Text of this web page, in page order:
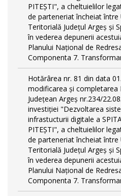
PITEŞTI", a cheltuielilor
de parteneriat încheiat
Teritorială Județul Argeș și
în vederea depunerii
Planului Național de
Componenta 7.
Hotărârea nr. 81 din data
modificarea și completarea
Județean Argeș nr.234/
investiției "Dezvoltarea
infrastucturii digitale a
PITEŞTI", a cheltuielilor
de parteneriat încheiat
Teritorială Județul Argeș și
în vederea depunerii
Planului Național de
Componenta 7.